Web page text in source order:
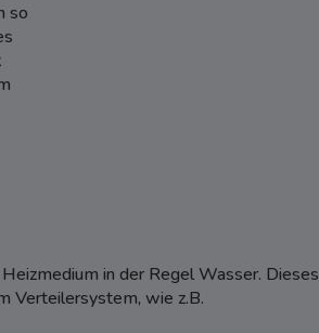
so
in der Regel Wasser. Dieses
Verteilersystem, wie z.B.